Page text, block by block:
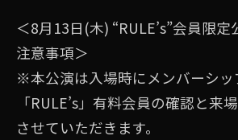
＜8月13日(木) “RULE’s”会員限
注意事項＞
※本公演は⼊場時にメンバーシッ
「RULE’s」有料会員の確認と来
させていただきます。